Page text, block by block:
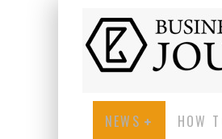
NEWS HOW